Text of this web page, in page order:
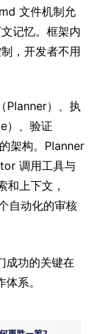
文件机制允
记忆。框架内
，开发者不用
Planner）、执
）、验证
架构。Planner
调用工具与
上下文，
自动化的审核
功的关键在
系。